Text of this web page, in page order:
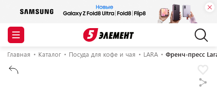
Главная Каталог Посуда для кофе и чая LARA Френч-пресс